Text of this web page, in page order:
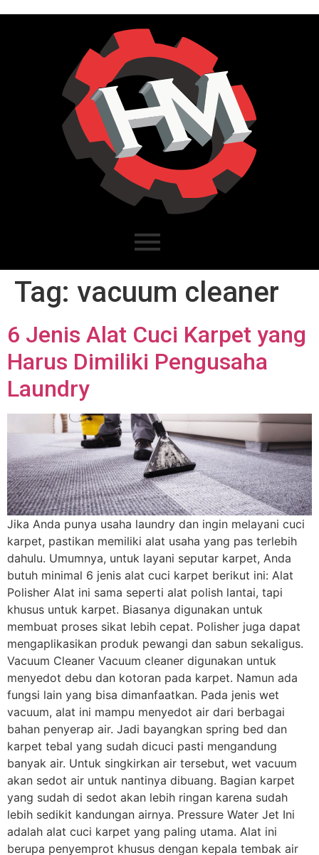
Tag: vacuum cleaner
6 Jenis Alat Cuci Karpet yang
Harus Dimiliki Pengusaha
Laundry
Jika Anda punya usaha laundry dan ingin melayani cuci
karpet, pastikan memiliki alat usaha yang pas terlebih
dahulu. Umumnya, untuk layani seputar karpet, Anda
butuh minimal 6 jenis alat cuci karpet berikut ini: Alat
Polisher Alat ini sama seperti alat polish lantai, tapi
khusus untuk karpet. Biasanya digunakan untuk
membuat proses sikat lebih cepat. Polisher juga dapat
mengaplikasikan produk pewangi dan sabun sekaligus.
Vacuum Cleaner Vacuum cleaner digunakan untuk
menyedot debu dan kotoran pada karpet. Namun ada
fungsi lain yang bisa dimanfaatkan. Pada jenis wet
vacuum, alat ini mampu menyedot air dari berbagai
bahan penyerap air. Jadi bayangkan spring bed dan
karpet tebal yang sudah dicuci pasti mengandung
banyak air. Untuk singkirkan air tersebut, wet vacuum
akan sedot air untuk nantinya dibuang. Bagian karpet
yang sudah di sedot akan lebih ringan karena sudah
lebih sedikit kandungan airnya. Pressure Water Jet Ini
adalah alat cuci karpet yang paling utama. Alat ini
berupa penyemprot khusus dengan kepala tembak air